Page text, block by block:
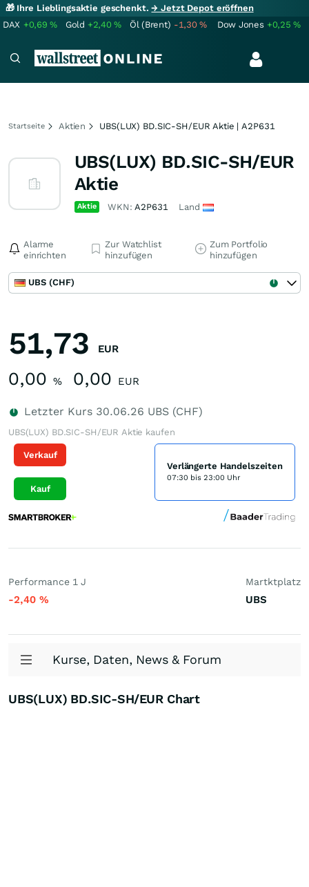
🎁 Ihre Lieblingsaktie geschenkt.→ Jetzt Depot eröffnen
DAX +0,69% Gold +2,40% Öl (Brent) -1,30% Dow Jones +0,25%
Startseite Aktien UBS(LUX) BD.SIC-SH/EUR Aktie | A2P631
UBS(LUX) BD.SIC-SH/EUR
Aktie
Aktie WKN:A2P631 Land
Alarme
einrichten
Zur Watchlist
hinzufügen
Zum Portfolio
hinzufügen
UBS (CHF)
51,73 EUR
0,00 % 0,00 EUR
Letzter Kurs 30.06.26 UBS (CHF)
UBS(LUX) BD.SIC-SH/EUR Aktie kaufen
Verkauf
Kauf
Verlängerte Handelszeiten
07:30 bis 23:00 Uhr
Performance 1 J
-2,40 %
Martktplatz
UBS
Kurse, Daten, News & Forum
UBS(LUX) BD.SIC-SH/EUR Chart